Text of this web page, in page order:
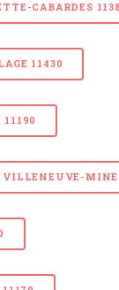
CABARDES
11430
VILLENEUVE-